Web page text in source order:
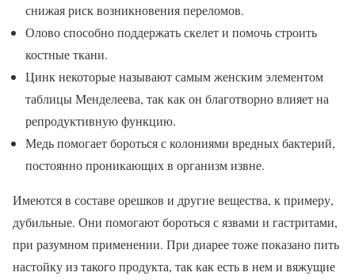
снижая риск возникновения переломов.
Олово способно поддержать скелет и помочь строить
костные ткани.
Цинк некоторые называют самым женским элементом
таблицы Менделеева, так как он благотворно влияет на
репродуктивную функцию.
Медь помогает бороться с колониями вредных бактерий,
постоянно проникающих в организм извне.
Имеются в составе орешков и другие вещества, к примеру,
дубильные. Они помогают бороться с язвами и гастритами,
при разумном применении. При диарее тоже показано пить
настойку из такого продукта, так как есть в нем и вяжущие